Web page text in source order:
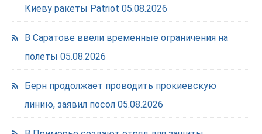
Киеву ракеты Patriot 05.08.2026
В Саратове ввели временные ограничения на
полеты 05.08.2026
Берн продолжает проводить прокиевскую
линию, заявил посол 05.08.2026